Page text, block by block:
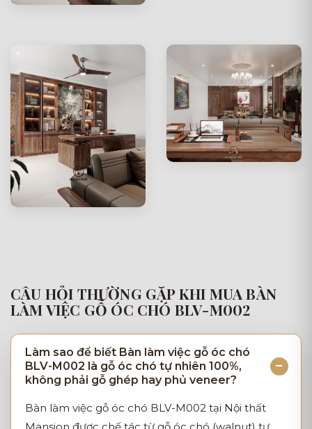
CÂU HỎI THƯỜNG GẶP KHI MUA BÀN
LÀM VIỆC GỖ ÓC CHÓ BLV-M002
Làm sao để biết Bàn làm việc gỗ óc chó
BLV-M002 là gỗ óc chó tự nhiên 100%,
không phải gỗ ghép hay phủ veneer?
Bàn làm việc gỗ óc chó BLV-M002 tại Nội thất